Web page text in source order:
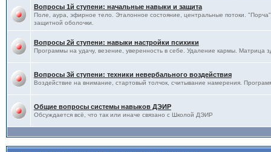
Вопросы 1й ступени: начальные навыки и защита
Поле, аура, эфирное тело. Эталонное состояние, центральные потоки.
защитной оболочки.
Вопросы 2й ступени: навыки настройки психики
Программы на удачу, везение, уверенность в себе. Удаление кармы. Матрица
Вопросы 3й ступени: техники невербального воздействия
Воздействие на внимание, стартовый толчок, считывание намерения.
Общие вопросы системы навыков ДЭИР
Обсуждается всё, что так или иначе связано с Школой ДЭИР